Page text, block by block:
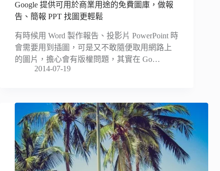
Google 提供可用於商業用途的免費圖庫，做報
告、簡報 PPT 找圖更輕鬆
有時候用 Word 製作報告、投影片 PowerPoint 時
會需要用到插圖，可是又不敢隨便取用網路上
的圖片，擔心會有版權問題，其實在 Go…
2014-07-19